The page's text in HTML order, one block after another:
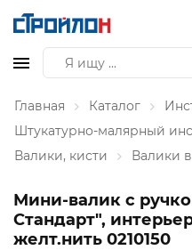
Главная Каталог
Штукатурно-малярный
Валики, кисти
Валики
Мини-валик с
Стандарт",
желт.нить 0210150